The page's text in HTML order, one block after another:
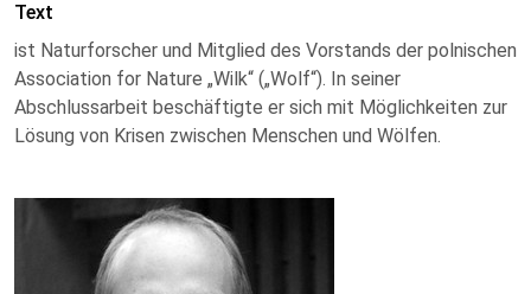
Text
ist Naturforscher und Mitglied des Vorstands der polnischen
Association for Nature „Wilk“ („Wolf“). In seiner
Abschlussarbeit beschäftigte er sich mit Möglichkeiten zur
Lösung von Krisen zwischen Menschen und Wölfen.